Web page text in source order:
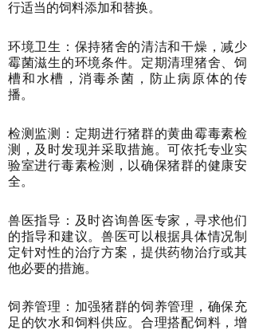
行适当的饲料添加和替换。
环境卫生：保持猪舍的清洁和干燥，减少
霉菌滋生的环境条件。定期清理猪舍、饲
槽和水槽，消毒杀菌，防止病原体的传
播。
检测监测：定期进行猪群的黄曲霉毒素检
测，及时发现并采取措施。可依托专业实
验室进行毒素检测，以确保猪群的健康安
全。
兽医指导：及时咨询兽医专家，寻求他们
的指导和建议。兽医可以根据具体情况制
定针对性的治疗方案，提供药物治疗或其
他必要的措施。
饲养管理：加强猪群的饲养管理，确保充
足的饮水和饲料供应。合理搭配饲料，增